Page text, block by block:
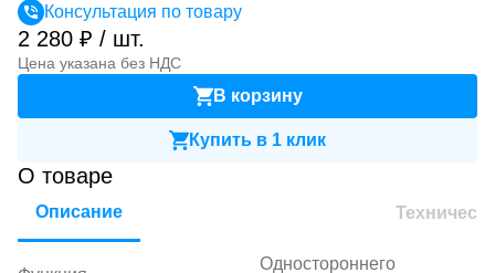
Консультация по товару
2 280 ₽ / шт.
Цена указана без НДС
В корзину
Купить в 1 клик
О товаре
Описание
Одностороннего